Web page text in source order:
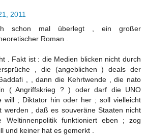
2011
schon mal überlegt , ein großer
Roman .
. Fakt ist : die Medien blicken nicht durch
, die (angeblichen ) deals der
, , dann die Kehrtwende , die nato
( Angriffskrieg ? ) oder darf die UNO
will ; Diktator hin oder her ; soll vielleicht
werden , daß es souveräne Staaten nicht
funktioniert eben ; zog
und keiner hat es gemerkt .